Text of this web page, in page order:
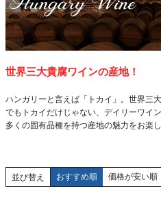
世界三大貴腐ワインの産地！
ハンガリーと言えば「トカイ」。世界三
でもトカイだけじゃない、デイリーワイ
多くの固有品種を持つ産地の魅力をお楽し
並び替え おすすめ順 価格が安い順